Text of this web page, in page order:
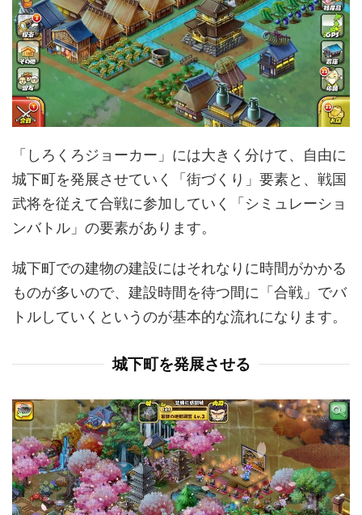
「しろくろジョーカー」には大きく分けて、自由に
城下町を発展させていく「街づくり」要素と、戦国
武将を従えて合戦に参加していく「シミュレーショ
ンバトル」の要素があります。
城下町での建物の建設にはそれなりに時間がかかる
ものが多いので、建設時間を待つ間に「合戦」でバ
トルしていくというのが基本的な流れになります。
城下町を発展させる